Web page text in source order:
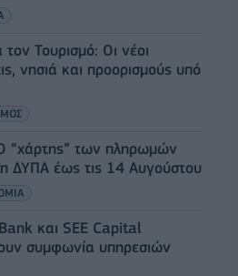
τον Τουρισμό: Οι νέοι
νησιά και προορισμούς υπό
“χάρτης” των πληρωμών
ΔΥΠΑ έως τις 14 Αυγούστου
και SEE Capital
συμφωνία υπηρεσιών